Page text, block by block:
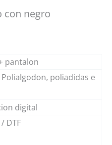
con negro
pantalon
poliadidas e
digital
DTF